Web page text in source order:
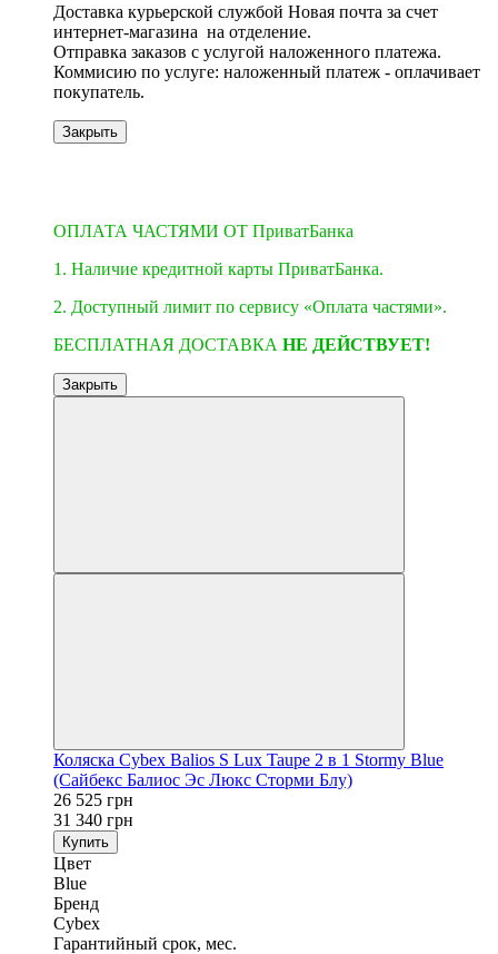
Доставка курьерской службой Новая почта за счет
интернет-магазина на отделение.
​​​​​​Отправка заказов с услугой наложенного платежа.
Коммисию по услуге: наложенный платеж - оплачивает
покупатель.
Закрыть
ОПЛАТА ЧАСТЯМИ ОТ ПриватБанка
1. Наличие кредитной карты ПриватБанка.
2. Доступный лимит по сервису «Оплата частями».
БЕСПЛАТНАЯ ДОСТАВКА НЕ ДЕЙСТВУЕТ!
Закрыть
Коляска Cybex Balios S Lux Taupe 2 в 1 Stormy Blue
(Сайбекс Балиос Эс Люкс Сторми Блу)
26 525 грн
31 340 грн
Купить
Цвет
Blue
Бренд
Cybex
Гарантийный срок, мес.